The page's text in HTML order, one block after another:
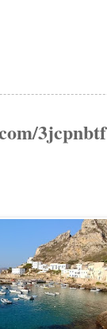
3jcpnbtf